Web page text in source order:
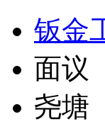
钣金
面议
尧塘